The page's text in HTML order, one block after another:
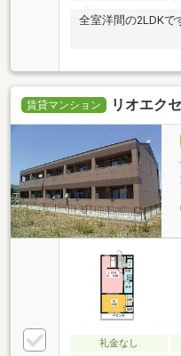
全室洋間の2LDKで
賃貸マンション リオエク
礼金なし